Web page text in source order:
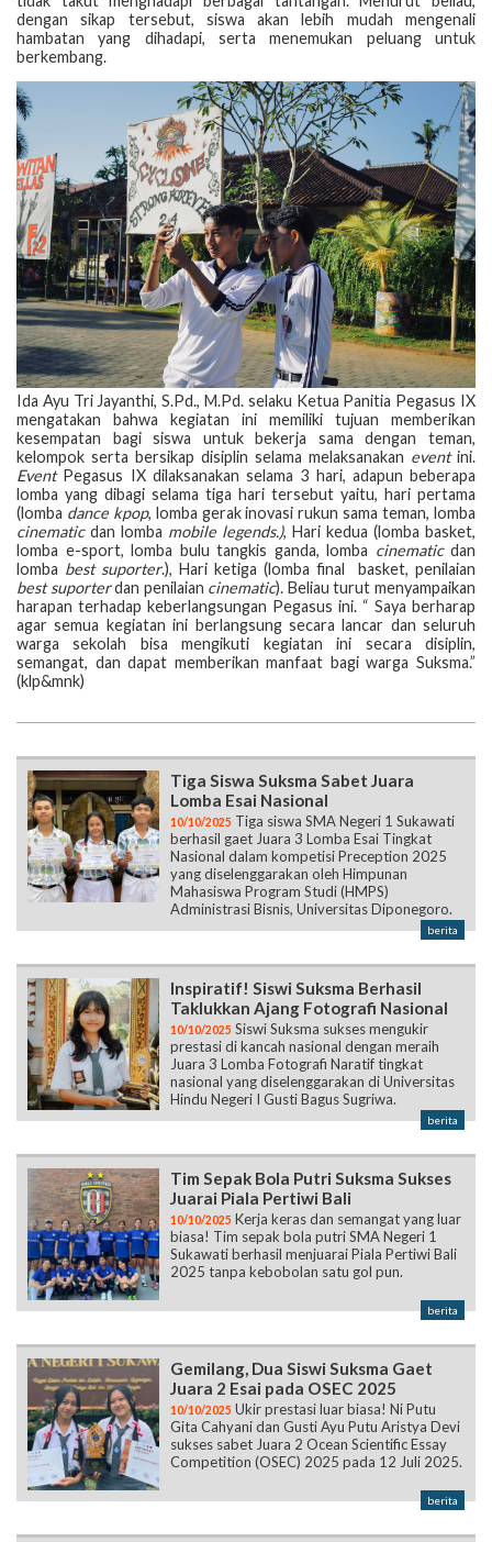
dengan sikap tersebut, siswa akan lebih mudah mengenali
hambatan yang dihadapi, serta menemukan peluang untuk
berkembang.
Ida Ayu Tri Jayanthi, S.Pd., M.Pd. selaku Ketua Panitia Pegasus IX
mengatakan bahwa kegiatan ini memiliki tujuan memberikan
kesempatan bagi siswa untuk bekerja sama dengan teman,
kelompok serta bersikap disiplin selama melaksanakan eventini.
EventPegasus IX dilaksanakan selama 3 hari, adapun beberapa
lomba yang dibagi selama tiga hari tersebut yaitu, hari pertama
(lomba dance kpop, lomba gerak inovasi rukun sama teman, lomba
cinematicdan lomba mobile legends.), Hari kedua (lomba basket,
lomba e-sport, lomba bulu tangkis ganda, lomba cinematicdan
lomba best suporter.), Hari ketiga (lomba final basket, penilaian
best suporterdan penilaian cinematic). Beliau turut menyampaikan
harapan terhadap keberlangsungan Pegasus ini. “ Saya berharap
agar semua kegiatan ini berlangsung secara lancar dan seluruh
warga sekolah bisa mengikuti kegiatan ini secara disiplin,
semangat, dan dapat memberikan manfaat bagi warga Suksma.”
(klp&mnk)
Tiga Siswa Suksma Sabet Juara
Lomba Esai Nasional
10/10/2025 Tiga siswa SMA Negeri 1 Sukawati
berhasil gaet Juara 3 Lomba Esai Tingkat
Nasional dalam kompetisi Preception 2025
yang diselenggarakan oleh Himpunan
Mahasiswa Program Studi (HMPS)
Administrasi Bisnis, Universitas Diponegoro.
berita
Inspiratif! Siswi Suksma Berhasil
Taklukkan Ajang Fotografi Nasional
10/10/2025 Siswi Suksma sukses mengukir
prestasi di kancah nasional dengan meraih
Juara 3 Lomba Fotografi Naratif tingkat
nasional yang diselenggarakan di Universitas
Hindu Negeri I Gusti Bagus Sugriwa.
berita
Tim Sepak Bola Putri Suksma Sukses
Juarai Piala Pertiwi Bali
10/10/2025 Kerja keras dan semangat yang luar
biasa! Tim sepak bola putri SMA Negeri 1
Sukawati berhasil menjuarai Piala Pertiwi Bali
2025 tanpa kebobolan satu gol pun.
berita
Gemilang, Dua Siswi Suksma Gaet
Juara 2 Esai pada OSEC 2025
10/10/2025 Ukir prestasi luar biasa! Ni Putu
Gita Cahyani dan Gusti Ayu Putu Aristya Devi
sukses sabet Juara 2 Ocean Scientific Essay
Competition (OSEC) 2025 pada 12 Juli 2025.
berita